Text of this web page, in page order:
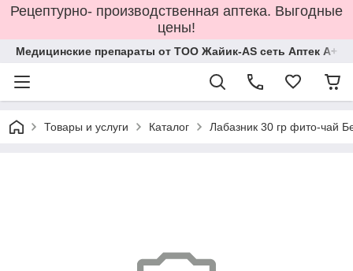
Рецептурно- производственная аптека. Выгодные
цены!
Медицинские препараты от ТОО Жайик-AS сеть Аптек А+
Товары и услуги Каталог Лабазник 30 гр фито-чай